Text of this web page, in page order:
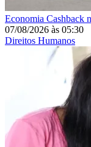
Economia Cashback
07/08/2026 às 05:30
Direitos Humanos